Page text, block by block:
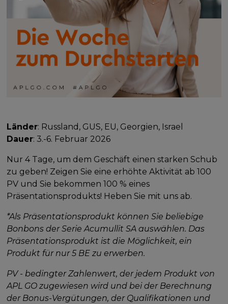
Länder: Russland, GUS, EU, Georgien, Israel
Dauer: 3.-6. Februar 2026
Nur 4 Tage, um dem Geschäft einen starken Schub
zu geben! Zeigen Sie eine erhöhte Aktivität ab 100
PV und Sie bekommen 100 % eines
Präsentationsprodukts! Heben Sie mit uns ab.
*Als Präsentationsprodukt können Sie beliebige
Bonbons der Serie Acumullit SA auswählen. Das
Präsentationsprodukt ist die Möglichkeit, ein
Produkt für nur 5 BE zu erwerben.
PV - bedingter Zahlenwert, der jedem Produkt von
APL GO zugewiesen wird und bei der Berechnung
der Bonus-Vergütungen, der Qualifikationen und